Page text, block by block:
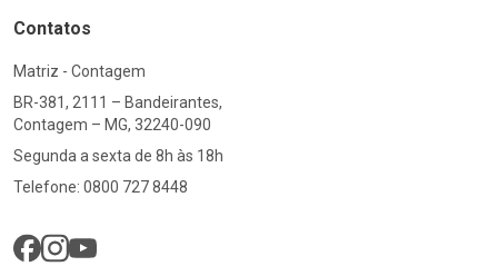
Contatos
Matriz - Contagem
BR-381, 2111 – Bandeirantes,
Contagem – MG, 32240-090
Segunda a sexta de 8h às 18h
Telefone: 0800 727 8448